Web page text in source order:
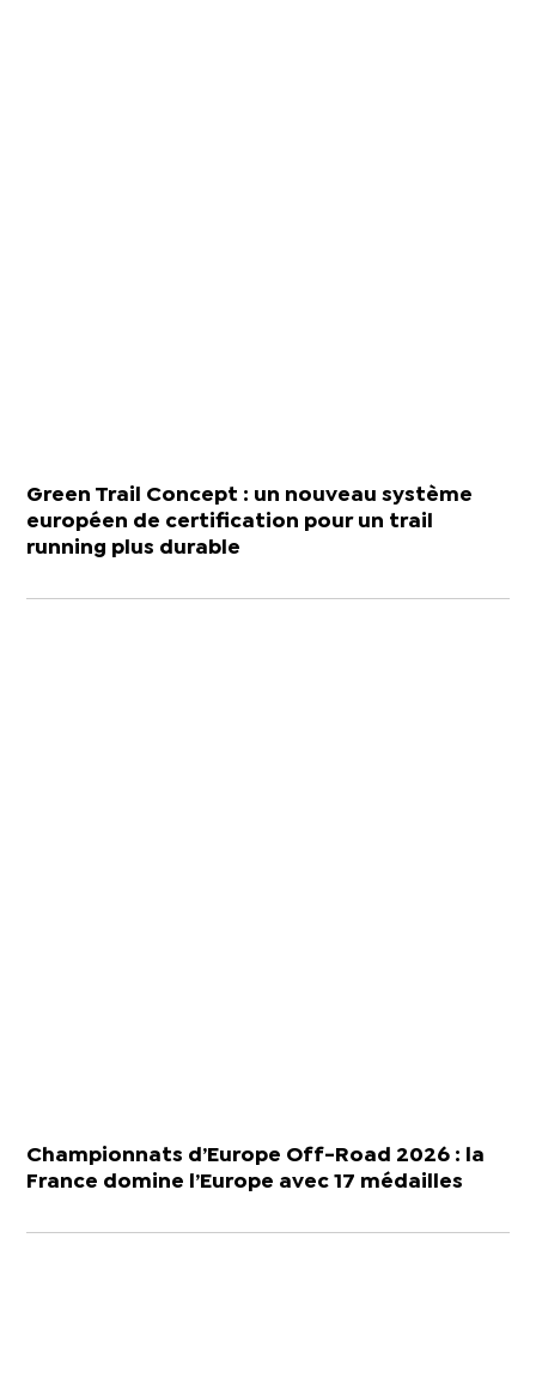
Green Trail Concept : un nouveau système
européen de certification pour un trail
running plus durable
Championnats d’Europe Off-Road 2026 : la
France domine l’Europe avec 17 médailles